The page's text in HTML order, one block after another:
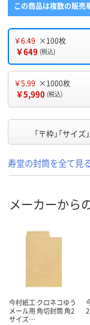
この商品は複数の販売
￥6.49 ×100枚
￥649 (税込)
￥5.99 ×1000枚
￥5,990 (税込)
「〒枠」「サイ
寿堂の封筒を全て見
メーカーから
今村紙工 クロネコゆう
メール用 角切封筒 角2
サイズ…